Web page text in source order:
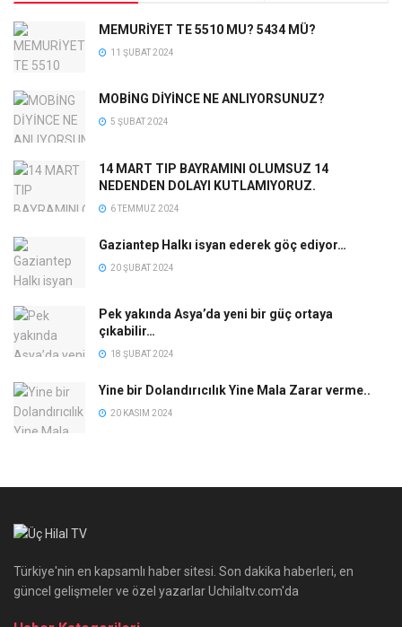
MEMURİYET TE 5510 MU? 5434 MÜ?
11 ŞUBAT 2024
MOBİNG DİYİNCE NE ANLIYORSUNUZ?
5 ŞUBAT 2024
14 MART TIP BAYRAMINI OLUMSUZ 14
NEDENDEN DOLAYI KUTLAMIYORUZ.
6 TEMMUZ 2024
Gaziantep Halkı isyan ederek göç ediyor…
20 ŞUBAT 2024
Pek yakında Asya’da yeni bir güç ortaya
çıkabilir…
18 ŞUBAT 2024
Yine bir Dolandırıcılık Yine Mala Zarar verme..
20 KASIM 2024
Türkiye'nin en kapsamlı haber sitesi. Son dakika haberleri, en
güncel gelişmeler ve özel yazarlar Uchilaltv.com'da